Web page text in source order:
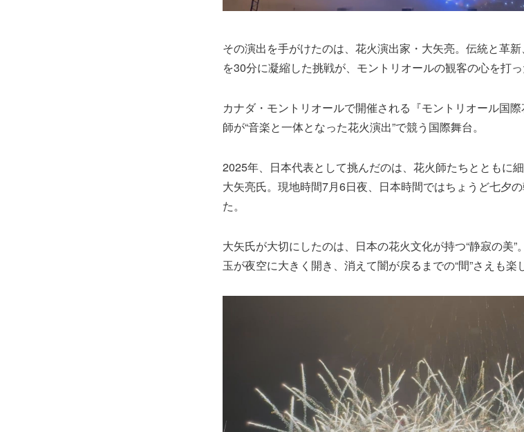
その演出を手がけたのは、花火演出家・大矢亮。伝統と革
を30分に凝縮した挑戦が、モントリオールの観客の心を打っ
カナダ・モントリオールで開催される『モントリオール国
師が“音楽と一体となった花火演出”で競う国際舞台。
2025年、日本代表として挑んだのは、花火師たちとともに
大矢亮氏。現地時間7月6日夜、日本時間ではちょうど七夕
た。
大矢氏が大切にしたのは、日本の花火文化が持つ“静寂の美
玉が夜空に大きく開き、消えて闇が戻るまでの“間”さえも楽